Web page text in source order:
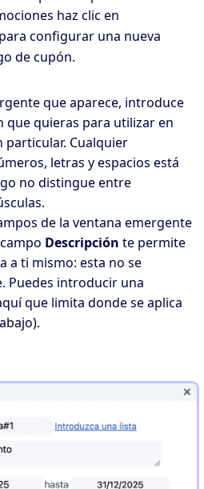
haz clic en
para configurar una nueva
de cupón.
que aparece, introduce
que quieras para utilizar en
Cualquier
letras y espacios está
no distingue entre
de la ventana emergente
Descripción te permite
a ti mismo: esta no se
Puedes introducir una
que limita donde se aplica